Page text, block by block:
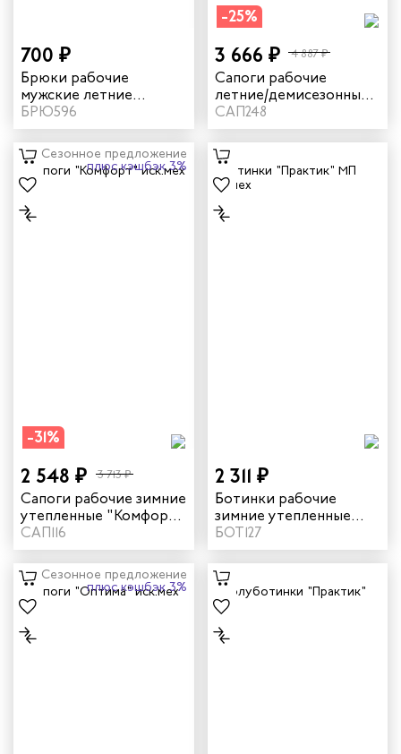
700 ₽
Брюки рабочие
мужские летние
"Рольф 2" цвет темно-
синий
БРЮ596
-25%
3 666 ₽ 4 887 ₽
Сапоги рабочие
летние/демисезонные
"Дэлф" с КП цвет
черный
САП248
Сезонное предложение
плюс кэшбэк 3%
-31%
2 548 ₽ 3 713 ₽
Сапоги рабочие зимние
утепленные "Комфорт"
цвет черный
САП116
2 311 ₽
Ботинки рабочие
зимние утепленные
"Практик" с МП цвет
черный
БОТ127
Сезонное предложение
плюс кэшбэк 3%